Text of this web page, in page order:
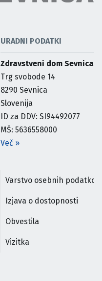
URADNI PODATKI
Zdravstveni dom Sevnica
Trg svobode 14
8290 Sevnica
Slovenija
ID za DDV: SI94492077
MŠ: 5636558000
Več »
Varstvo osebnih podatkov
Izjava o dostopnosti
Obvestila
Vizitka